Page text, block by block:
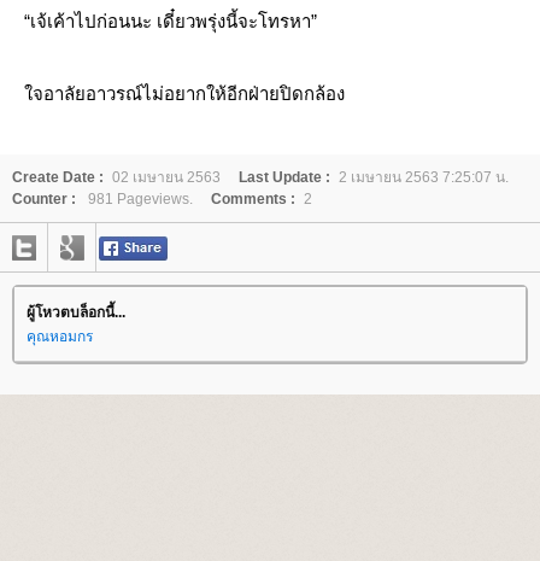
“เจ้เค้าไปก่อนนะ เดี๋ยวพรุ่งนี้จะโทรหา”
จอาลัยอาวรณ์ไม่อยากให้อีกฝ่ายปิดกล้อง
Create Date : 02 เมษายน 2563 Last Update : 2 เมษายน 2563 7:25:07 น.
Counter :
981 Pageviews. Comments : 2
ผู้โหวตบล็อกนี้...
คุณหอมกร